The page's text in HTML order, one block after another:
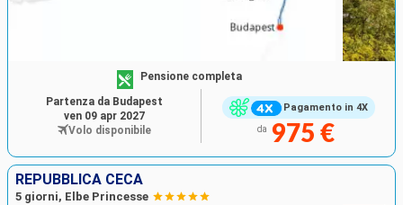
Pagamento in 4X
Pensione completa
da 975 €
Partenza da Budapest
ven 09 apr 2027
Volo disponibile
REPUBBLICA CECA
5 giorni, Elbe Princesse